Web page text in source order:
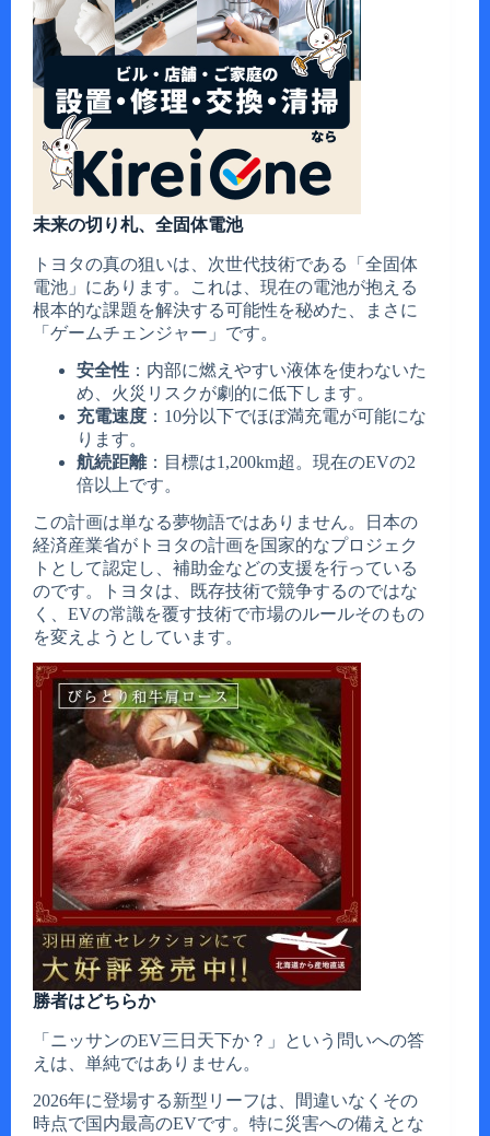
未来の切り札、全固体電池
トヨタの真の狙いは、次世代技術である「全固体
電池」にあります。これは、現在の電池が抱える
根本的な課題を解決する可能性を秘めた、まさに
「ゲームチェンジャー」です。
安全性 ：内部に燃えやすい液体を使わないた
め、火災リスクが劇的に低下します。
充電速度 ：10分以下でほぼ満充電が可能にな
ります。
航続距離：目標は1,200km超。現在のEVの2
倍以上です。
この計画は単なる夢物語ではありません。日本の
経済産業省がトヨタの計画を国家的なプロジェク
トとして認定し、補助金などの支援を行っている
のです。トヨタは、既存技術で競争するのではな
く、EVの常識を覆す技術で市場のルールそのもの
を変えようとしています。
勝者はどちらか
「ニッサンのEV三日天下か？」という問いへの答
えは、単純ではありません。
2026年に登場する新型リーフは、間違いなくその
時点で国内最高のEVです。特に災害への備えとな